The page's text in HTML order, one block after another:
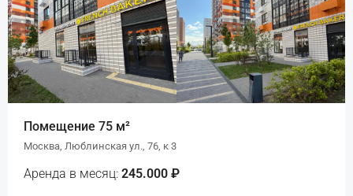
Помещение 75 м²
Москва, Люблинская ул., 76, к 3
Аренда в месяц: 245.000 ₽